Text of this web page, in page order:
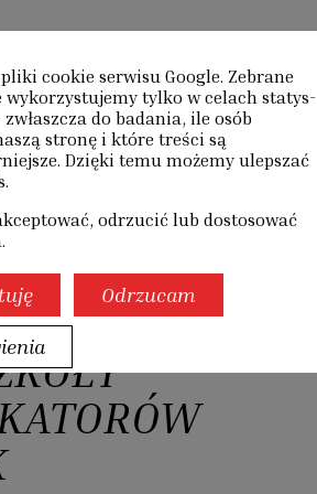
KULTUROWYCH MIK
cookie serwisu Google. Zebrane
wyko­rzystujemy tylko w celach statys­
do badania, ile osób
stronę i które treści są
Dzięki temu możemy ulepszać
odrzucić lub dostosować
Odrzucam